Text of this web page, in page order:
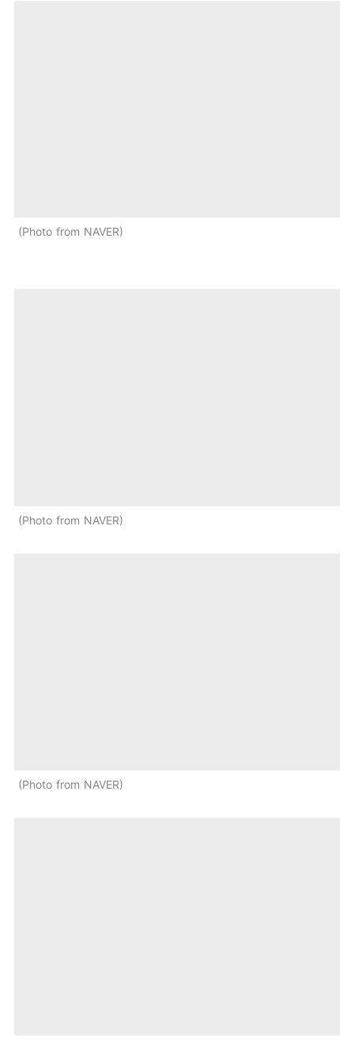
Photo from NAVER
Photo from NAVER
Photo from NAVER